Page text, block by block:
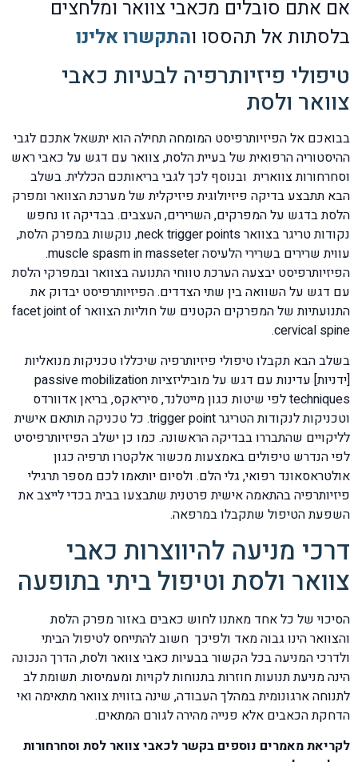
אם אתם סובלים מכאבי צוואר ומלחצים
בלסתות אל תהססו והתקשרו אלינו
טיפולי פיזיותרפיה לבעיות כאבי
צוואר ולסת
בבואכם אל הפיזיותרפיסט המומחה תחילה הוא יתשאל אתכם לגבי
ההיסטוריה הרפואית של בעיית הלסת, צוואר עם דגש על כאבי ראש
וסחרחורות צווארית ובנוסף לכך לגבי בריאותכם הכללית. בשלב
הבא תתבצע בדיקה פיזיולוגית פיזיקלית של מערכת הצוואר ומפרק
הלסת בדגש על המפרקים, השרירים, העצבים. בבדיקה זו נחפש
נקודות טריגר בצוואר neck trigger points, נוקשות במפרק הלסת,
עווית שרירים בשרירי הלעיסה muscle spasm in masseter.
הפיזיותרפיסט יבצעה הערכת טווחי התנועה בצוואר ובמפרקי הלסת
עם דגש על השוואה בין שתי הצדדים. הפיזיותרפיסט יבדוק את
התנועתיות של המפרקים הקטנים של חוליות הצוואר facet joint of
cervical spine.
בשלב הבא תקבלו טיפולי פיזיותרפיה שיכללו טכניקות מנואליות
[ידניות] עדינות עם דגש על מוביליזציות passive mobilization
techniques לפי שיטות כגון מייטלנד, סיריאקס, בריאן אדוורדס
וטכניקות לנקודות הטריגר trigger point. כל טכניקה תותאם אישית
לליקויים שהתבררו בבדיקה הראשונה. כמו כן ישלב הפיזיותרפיסיט
לפי הנדרש טיפולים באמצעות מכשור אלקטרו תרפיה כגון
אולטראסאונד רפואי, גלי הלם. ולסיום יותאמו לכם מספר תרגילי
פיזיותרפיה בהתאמה אישית פרטנית שתבצעו בבית בכדי לייצב את
השפעת הטיפול שתקבלו במרפאה.
דרכי מניעה להיווצרות כאבי
צוואר ולסת וטיפול ביתי בתופעה
הסיכוי של כל אחד מאתנו לחוש כאבים באזור מפרק הלסת
והצוואר הינו גבוה מאד ולפיכך חשוב להתייחס לטיפול הביתי
ולדרכי המניעה בכל הקשור בבעיות כאבי צוואר ולסת, הדרך הנכונה
הינה מניעת תנועות חוזרות בתנוחות לקויות ומעמיסות. תשומת לב
לתנוחה ארגונומית במהלך העבודה, שינה בזווית צוואר מתאימה ואי
הדחקת הכאבים אלא פנייה מהירה לגורם המתאים.
לקריאת מאמרים נוספים בקשר לכאבי צוואר לסת וסחרחורות